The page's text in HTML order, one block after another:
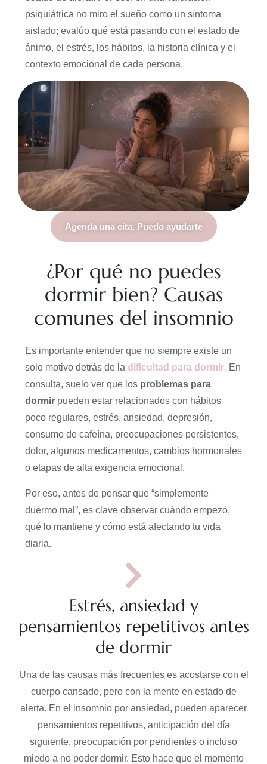
psiquiátrica no miro el sueño como un síntoma
aislado; evalúo qué está pasando con el estado de
ánimo, el estrés, los hábitos, la historia clínica y el
contexto emocional de cada persona.
Agenda una cita. Puedo ayudarte
¿Por qué no puedes
dormir bien? Causas
comunes del insomnio
Es importante entender que no siempre existe un
solo motivo detrás de la dificultad para dormir. En
consulta, suelo ver que los problemas para
dormir pueden estar relacionados con hábitos
poco regulares, estrés, ansiedad, depresión,
consumo de cafeína, preocupaciones persistentes,
dolor, algunos medicamentos, cambios hormonales
o etapas de alta exigencia emocional.
Por eso, antes de pensar que “simplemente
duermo mal”, es clave observar cuándo empezó,
qué lo mantiene y cómo está afectando tu vida
diaria.
Estrés, ansiedad y
pensamientos repetitivos antes
de dormir
Una de las causas más frecuentes es acostarse con el
cuerpo cansado, pero con la mente en estado de
alerta. En el insomnio por ansiedad, pueden aparecer
pensamientos repetitivos, anticipación del día
siguiente, preocupación por pendientes o incluso
miedo a no poder dormir. Esto hace que el momento